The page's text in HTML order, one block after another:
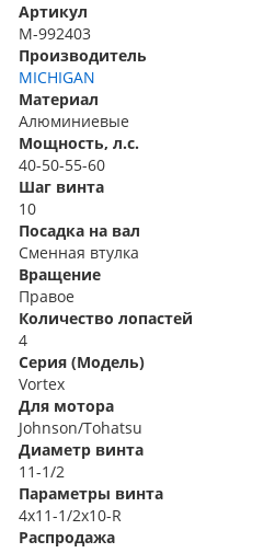
Артикул
M-992403
Производитель
MICHIGAN
Материал
Алюминиевые
Мощность, л.с.
40-50-55-60
Шаг винта
10
Посадка на вал
Сменная втулка
Вращение
Правое
Количество лопастей
4
Серия (Модель)
Vortex
Для мотора
Johnson/Tohatsu
Диаметр винта
11-1/2
Параметры винта
4x11-1/2x10-R
Распродажа